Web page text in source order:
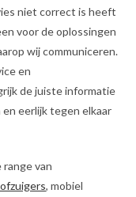
niet correct is heeft
voor de oplossingen
wij communiceren.
en
de juiste informatie
eerlijk tegen elkaar
van
, mobiel